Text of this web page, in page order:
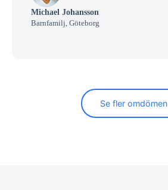
Michael Johansson
Barnfamilj, Göteborg
Se fler omdömen